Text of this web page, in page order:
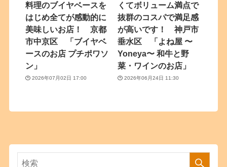
料理のブイヤベースを
はじめ全てが感動的に
美味しいお店！ 京都
市中京区 「ブイヤベ
ースのお店 プチポワソ
ン」
2026年07月02日 17:00
くてボリューム満点で
抜群のコスパで満足感
が高いです！ 神戸市
垂水区 「よね屋 〜
Yoneya〜 和牛と野
菜・ワインのお店」
2026年06月24日 11:30